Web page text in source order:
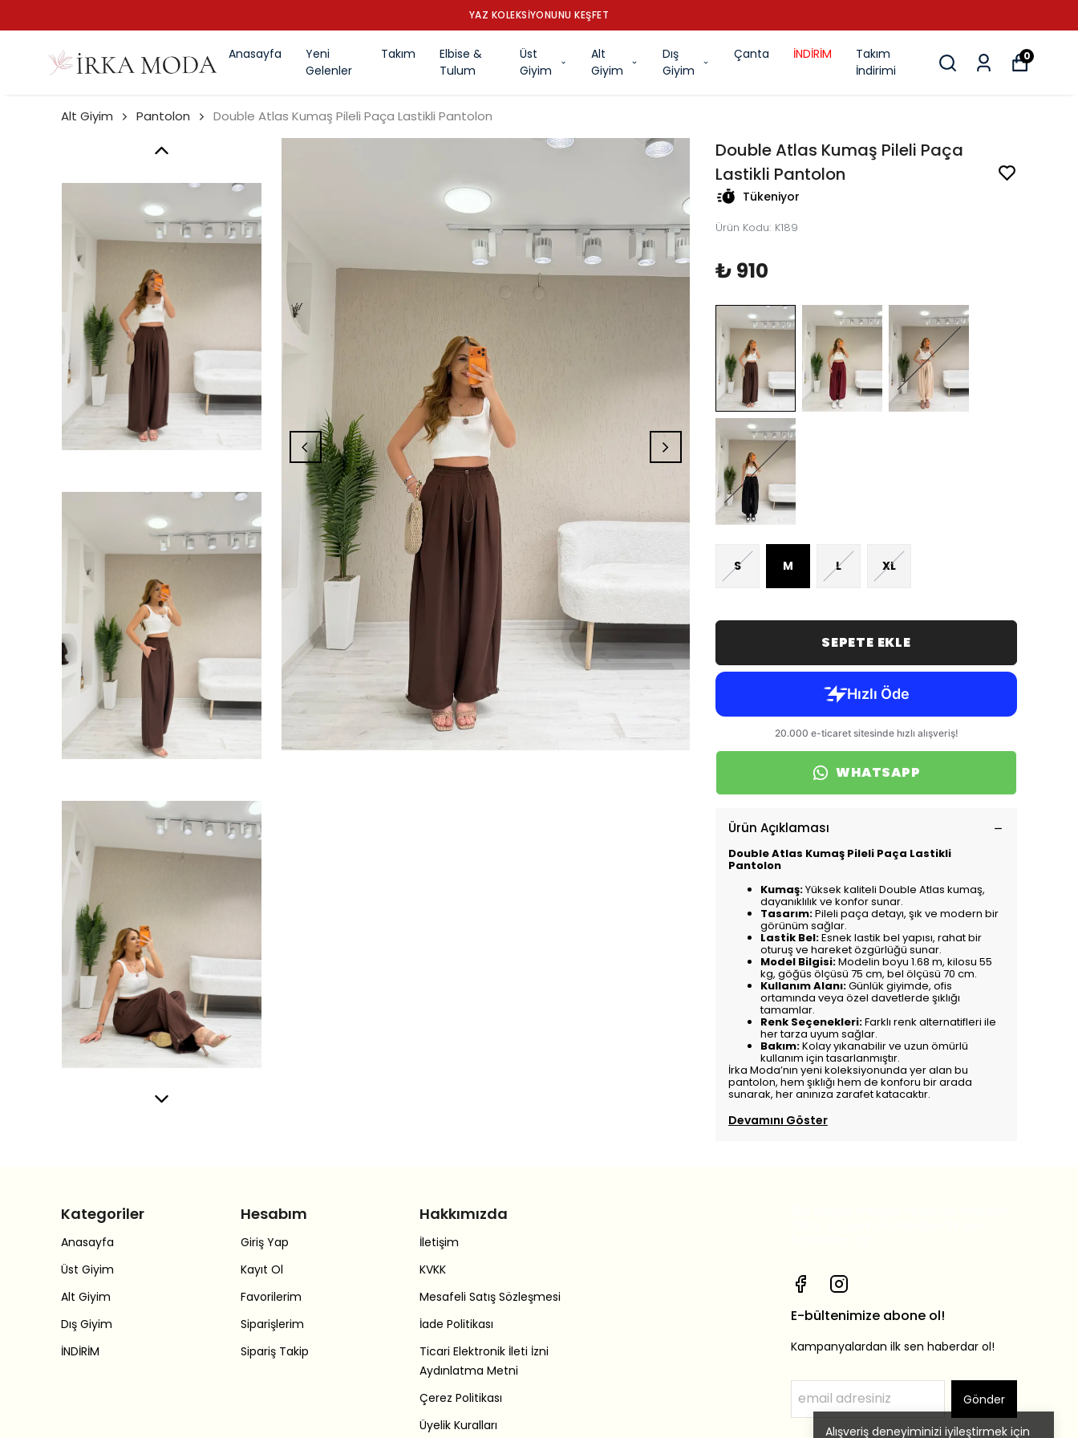
YAZ KOLEKSİYONUNU KEŞFET
Anasayfa
Yeni
Gelenler
Takım
Elbise &
Tulum
Üst
Giyim
Alt
Giyim
Dış
Giyim
Çanta İNDİRİM
Takım
İndirimi
0
Alışveriş deneyiminizi iyileştirmek için
Alt Giyim Pantolon Double Atlas Kumaş Pileli Paça Lastikli Pantolon
Double Atlas Kumaş Pileli Paça
Lastikli Pantolon
Tükeniyor
Ürün Kodu: K189
₺ 910
S M L XL
SEPETE EKLE
WHATSAPP
Ürün Açıklaması
Double Atlas Kumaş Pileli Paça Lastikli
Pantolon
Kumaş:Yüksek kaliteli Double Atlas kumaş,
dayanıklılık ve konfor sunar.
Tasarım:Pileli paça detayı, şık ve modern bir
görünüm sağlar.
Lastik Bel:Esnek lastik bel yapısı, rahat bir
oturuş ve hareket özgürlüğü sunar.
Model Bilgisi:Modelin boyu 1.68 m, kilosu 55
kg, göğüs ölçüsü 75 cm, bel ölçüsü 70 cm.
Kullanım Alanı:Günlük giyimde, ofis
ortamında veya özel davetlerde şıklığı
tamamlar.
Renk Seçenekleri:Farklı renk alternatifleri ile
her tarza uyum sağlar.
Bakım:Kolay yıkanabilir ve uzun ömürlü
kullanım için tasarlanmıştır.
İrka Moda’nın yeni koleksiyonunda yer alan bu
pantolon, hem şıklığı hem de konforu bir arada
sunarak, her anınıza zarafet katacaktır.
Devamını Göster
Kategoriler
Anasayfa
Üst Giyim
Alt Giyim
Dış Giyim
İNDİRİM
Hesabım
Giriş Yap
Kayıt Ol
Favorilerim
Siparişlerim
Sipariş Takip
Hakkımızda
İletişim
KVKK
Mesafeli Satış Sözleşmesi
İade Politikası
Ticari Elektronik İleti İzni
Aydınlatma Metni
Çerez Politikası
Üyelik Kuralları
E-bültenimize abone ol!
Kampanyalardan ilk sen haberdar ol!
Gönder